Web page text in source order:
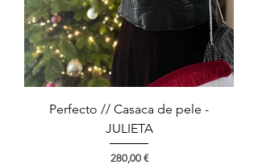
Perfecto // Casaca de pele -
JULIETA
Preço
280,00 €